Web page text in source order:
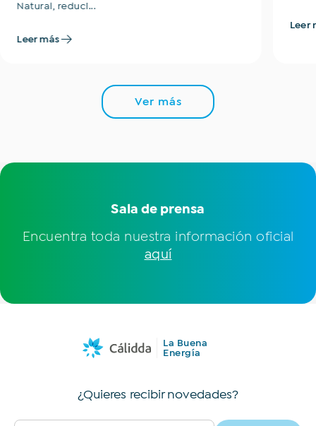
Natural, reduci...
Leer más
Leer
Ver más
Sala de prensa
Encuentra toda nuestra información oficial
aquí
La Buena
Energía
¿Quieres recibir novedades?